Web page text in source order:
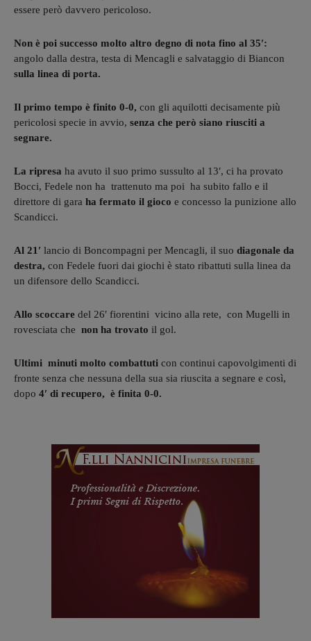
essere però davvero pericoloso.
Non è poi successo molto altro degno di nota fino al 35′:
angolo dalla destra, testa di Mencagli e salvataggio di Biancon
sulla linea di porta.
Il primo tempo è finito 0-0, con gli aquilotti decisamente più
pericolosi specie in avvio, senza che però siano riusciti a
segnare.
La ripresa ha avuto il suo primo sussulto al 13′, ci ha provato
Bocci, Fedele non ha trattenuto ma poi ha subito fallo e il
direttore di gara ha fermato il gioco e concesso la punizione allo
Scandicci.
Al 21′ lancio di Boncompagni per Mencagli, il suo diagonale da
destra, con Fedele fuori dai giochi è stato ribattuti sulla linea da
un difensore dello Scandicci.
Allo scoccare del 26′ fiorentini vicino alla rete, con Mugelli in
rovesciata che non ha trovato il gol.
Ultimi minuti molto combattuti con continui capovolgimenti di
fronte senza che nessuna della sua sia riuscita a segnare e così,
dopo 4′ di recupero, è finita 0-0.